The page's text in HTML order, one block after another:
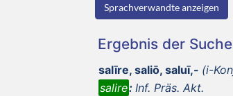
Sprachverwandte anzeigen
Ergebnis der
salīre, saliō, saluī,- (i-
salire: Inf. Präs. Akt.